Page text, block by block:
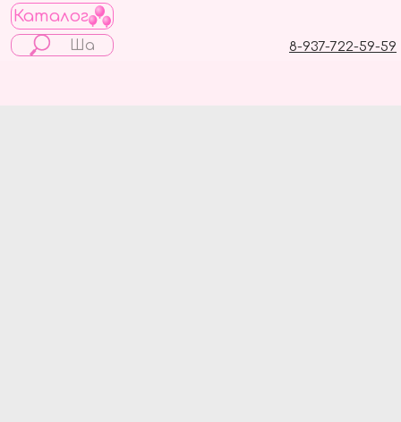
Каталог
8-937-722-59-59